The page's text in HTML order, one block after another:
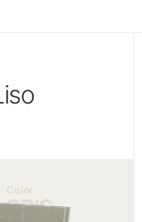
Color
GRIS